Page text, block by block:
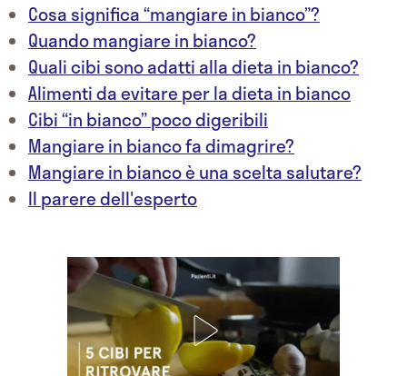
Cosa significa “mangiare in bianco”?
Quando mangiare in bianco?
Quali cibi sono adatti alla dieta in bianco?
Alimenti da evitare per la dieta in bianco
Cibi “in bianco” poco digeribili
Mangiare in bianco fa dimagrire?
Mangiare in bianco è una scelta salutare?
Il parere dell'esperto